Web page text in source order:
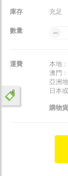
庫存 充足
數量
運費
本地
澳門
亞洲
日本
購物